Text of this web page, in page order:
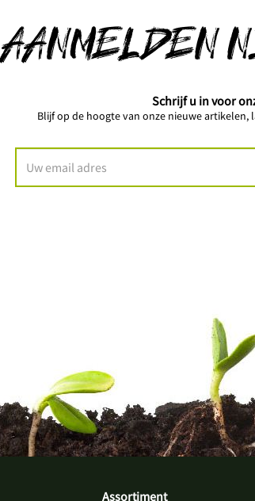
AANMELDEN
Schrijf u in voor
Blijf op de hoogte van onze nieuwe
Assortiment